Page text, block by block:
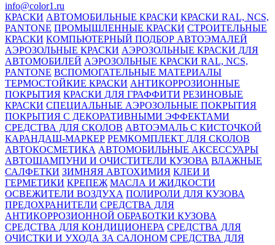
info@color1.ru
КРАСКИ АВТОМОБИЛЬНЫЕ КРАСКИ КРАСКИ RAL, NCS,
PANTONE ПРОМЫШЛЕННЫЕ КРАСКИ СТРОИТЕЛЬНЫЕ
КРАСКИ КОМПЬЮТЕРНЫЙ ПОДБОР АВТОЭМАЛЕЙ
АЭРОЗОЛЬНЫЕ КРАСКИ АЭРОЗОЛЬНЫЕ КРАСКИ ДЛЯ
АВТОМОБИЛЕЙ АЭРОЗОЛЬНЫЕ КРАСКИ RAL, NCS,
PANTONE ВСПОМОГАТЕЛЬНЫЕ МАТЕРИАЛЫ
ТЕРМОСТОЙКИЕ КРАСКИ АНТИКОРРОЗИОННЫЕ
ПОКРЫТИЯ КРАСКИ ДЛЯ ГРАФФИТИ РЕЗИНОВЫЕ
КРАСКИ СПЕЦИАЛЬНЫЕ АЭРОЗОЛЬНЫЕ ПОКРЫТИЯ
ПОКРЫТИЯ С ДЕКОРАТИВНЫМИ ЭФФЕКТАМИ
СРЕДСТВА ДЛЯ СКОЛОВ АВТОЭМАЛЬ С КИСТОЧКОЙ
КАРАНДАШ-МАРКЕР РЕМКОМПЛЕКТ ДЛЯ СКОЛОВ
АВТОКОСМЕТИКА АВТОМОБИЛЬНЫЕ АКСЕССУАРЫ
АВТОШАМПУНИ И ОЧИСТИТЕЛИ КУЗОВА ВЛАЖНЫЕ
САЛФЕТКИ ЗИМНЯЯ АВТОХИМИЯ КЛЕИ И
ГЕРМЕТИКИ КРЕПЕЖ МАСЛА И ЖИДКОСТИ
ОСВЕЖИТЕЛИ ВОЗДУХА ПОЛИРОЛИ ДЛЯ КУЗОВА
ПРЕДОХРАНИТЕЛИ СРЕДСТВА ДЛЯ
АНТИКОРРОЗИОННОЙ ОБРАБОТКИ КУЗОВА
СРЕДСТВА ДЛЯ КОНДИЦИОНЕРА СРЕДСТВА ДЛЯ
ОЧИСТКИ И УХОДА ЗА САЛОНОМ СРЕДСТВА ДЛЯ